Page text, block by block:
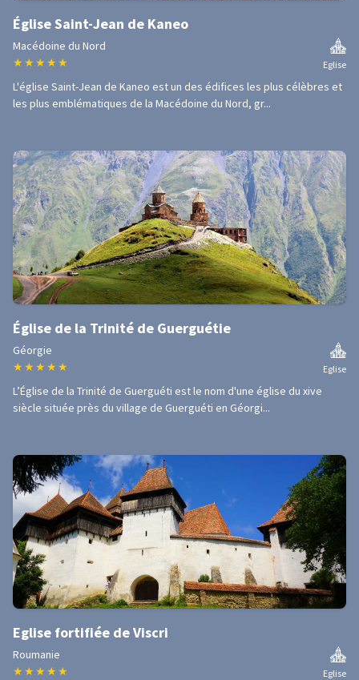
Église Saint-Jean de Kaneo
Macédoine du Nord
★ ★ ★ ★ ★ Eglise
L'église Saint-Jean de Kaneo est un des édifices les plus célèbres et
les plus emblématiques de la Macédoine du Nord, gr...
Église de la Trinité de Guerguétie
Géorgie
★ ★ ★ ★ ★ Eglise
L’Église de la Trinité de Guerguéti est le nom d'une église du xive
siècle située près du village de Guerguéti en Géorgi...
Eglise fortifiée de Viscri
Roumanie
★ ★ ★ ★ ★ Eglise